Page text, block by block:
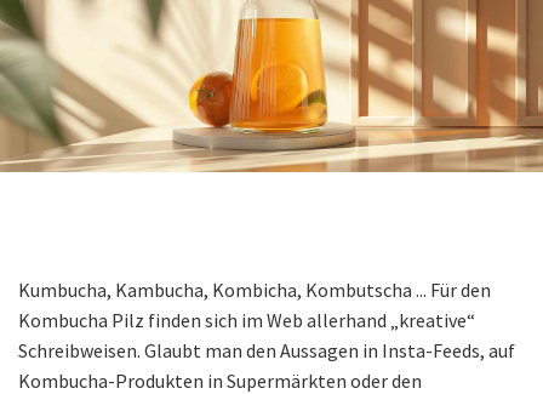
Kumbucha, Kambucha, Kombicha, Kombutscha ... Für den
Kombucha Pilz finden sich im Web allerhand „kreative“
Schreibweisen. Glaubt man den Aussagen in Insta-Feeds, auf
Kombucha-Produkten in Supermärkten oder den